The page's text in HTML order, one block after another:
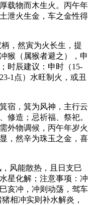
载物而木生火。丙午年
泄火生金，车之金性得
，然寅为火长生，提
猴（属猴者避之），申
时辰建议：申时（15-
1点）水旺制火，或丑
宿，箕为风神，主行云
修造；忌祈福、祭祀。
外物调候，丙午年岁火
，然辛为珠玉之金，喜
风能散热，且日支巳
星化解；注意事项：冲
亥冲，冲则动荡，驾车
相冲实则补水解炎，